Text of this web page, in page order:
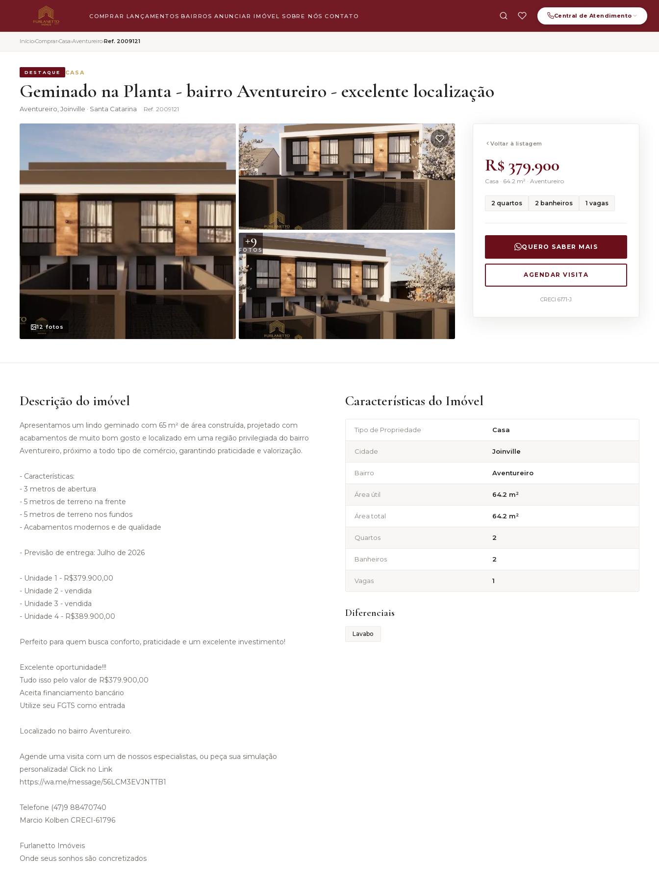
COMPRAR LANÇAMENTOS BAIRROS ANUNCIAR IMÓVEL SOBRE NÓS CONTATO Central deAtendimento
contato.furlanettoimoveis@gmail.com
Início›Comprar›Casa›Aventureiro›Ref. 2009121
DESTAQUE CASA
Geminado na Planta - bairro Aventureiro - excelente localização
Aventureiro , Joinville · Santa Catarina Ref. 2009121
12fotos
+9
FOTOS
Voltar à listagem
R$ 379.900
Casa · 64.2 m² · Aventureiro
2 quartos 2 banheiros 1 vagas
QUERO SABER MAIS
AGENDAR VISITA
CRECI 6171-J
Descrição do imóvel
Apresentamos um lindo geminado com 65 m² de área construída, projetado com
acabamentos de muito bom gosto e localizado em uma região privilegiada do bairro
Aventureiro, próximo a todo tipo de comércio, garantindo praticidade e valorização.
- Características:
- 3 metros de abertura
- 5 metros de terreno na frente
- 5 metros de terreno nos fundos
- Acabamentos modernos e de qualidade
- Previsão de entrega: Julho de 2026
- Unidade 1 - R$379.900,00
- Unidade 2 - vendida
- Unidade 3 - vendida
- Unidade 4 - R$389.900,00
Perfeito para quem busca conforto, praticidade e um excelente investimento!
Excelente oportunidade!!!
Tudo isso pelo valor de R$379.900,00
Aceita financiamento bancário
Utilize seu FGTS como entrada
Localizado no bairro Aventureiro.
Agende uma visita com um de nossos especialistas, ou peça sua simulação
personalizada! Click no Link
https://wa.me/message/56LCM3EVJNTTB1
Telefone (47)9 88470740
Marcio Kolben CRECI-61796
Furlanetto Imóveis
Onde seus sonhos são concretizados
Características do Imóvel
Tipo de Propriedade Casa
Cidade Joinville
Bairro Aventureiro
Área útil 64.2 m²
Área total 64.2 m²
Quartos 2
Banheiros 2
Vagas 1
Diferenciais
Lavabo